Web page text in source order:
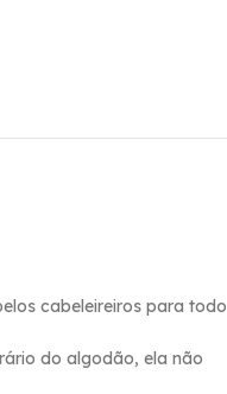
cabeleireiros para todo
do algodão, ela não